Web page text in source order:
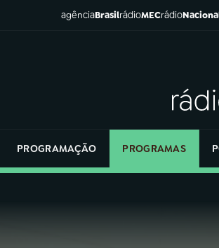
agênciaBrasilrádioMECrádio
PROGRAMAÇÃO PROGRAMAS